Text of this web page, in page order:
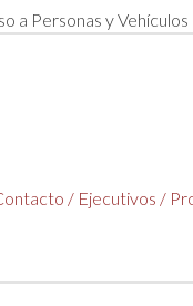
a Personas y Vehículos
/ Ejecutivos /